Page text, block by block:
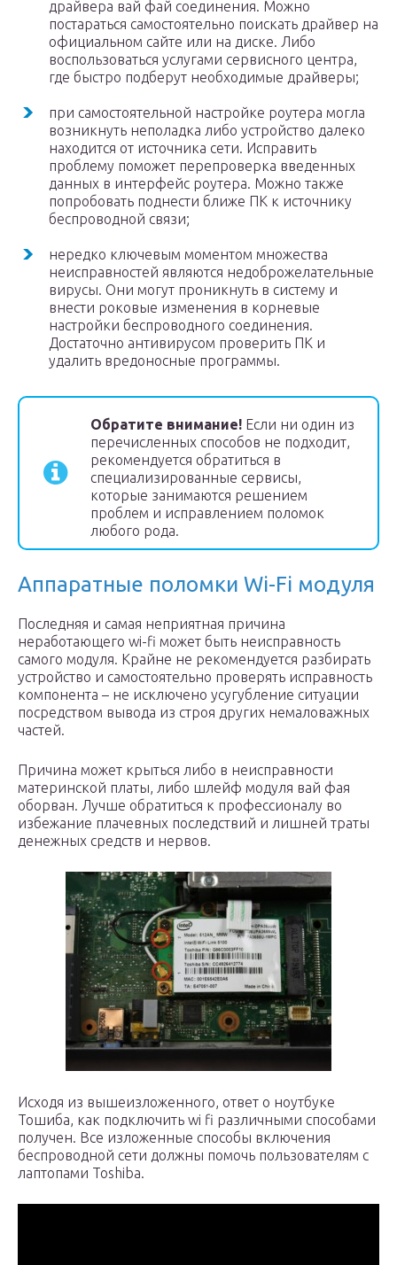
драйвера вай фай соединения. Можно
постараться самостоятельно поискать драйвер на
официальном сайте или на диске. Либо
воспользоваться услугами сервисного центра,
где быстро подберут необходимые драйверы;
при самостоятельной настройке роутера могла
возникнуть неполадка либо устройство далеко
находится от источника сети. Исправить
проблему поможет перепроверка введенных
данных в интерфейс роутера. Можно также
попробовать поднести ближе ПК к источнику
беспроводной связи;
нередко ключевым моментом множества
неисправностей являются недоброжелательные
вирусы. Они могут проникнуть в систему и
внести роковые изменения в корневые
настройки беспроводного соединения.
Достаточно антивирусом проверить ПК и
удалить вредоносные программы.
Обратите внимание! Если ни один из
перечисленных способов не подходит,
рекомендуется обратиться в
специализированные сервисы,
которые занимаются решением
проблем и исправлением поломок
любого рода.
Аппаратные поломки Wi-Fi модуля
Последняя и самая неприятная причина
неработающего wi-fi может быть неисправность
самого модуля. Крайне не рекомендуется разбирать
устройство и самостоятельно проверять исправность
компонента – не исключено усугубление ситуации
посредством вывода из строя других немаловажных
частей.
Причина может крыться либо в неисправности
материнской платы, либо шлейф модуля вай фая
оборван. Лучше обратиться к профессионалу во
избежание плачевных последствий и лишней траты
денежных средств и нервов.
Исходя из вышеизложенного, ответ о ноутбуке
Тошиба, как подключить wi fi различными способами
получен. Все изложенные способы включения
беспроводной сети должны помочь пользователям с
лаптопами Toshiba.